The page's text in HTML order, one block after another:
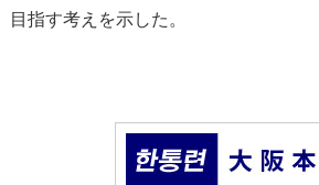
目指す考えを示した。